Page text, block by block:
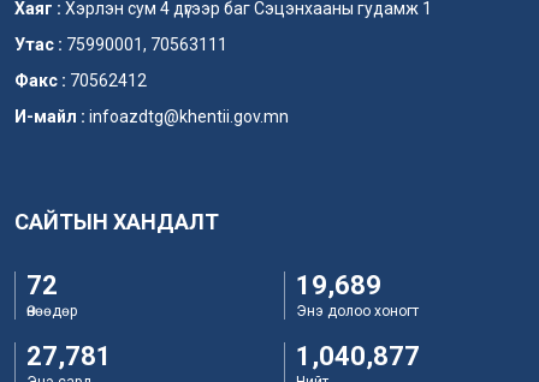
Хаяг : Хэрлэн сум 4 дүгээр баг Сэцэнхааны гудамж 1
Утас : 75990001, 70563111
Факс : 70562412
И-майл : infoazdtg@khentii.gov.mn
САЙТЫН ХАНДАЛТ
72
Өнөөдөр
19,689
Энэ долоо хоногт
27,781 1,040,877